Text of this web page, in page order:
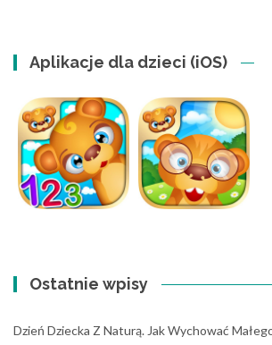
Aplikacje dla dzieci (iOS)
Ostatnie wpisy
Dzień Dziecka Z Naturą. Jak Wychować